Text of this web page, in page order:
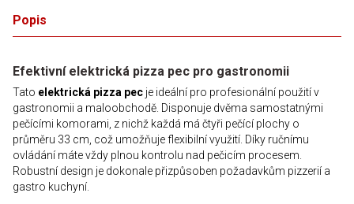
Popis
Efektivní elektrická pizza pec pro gastronomii
Tato elektrická pizza pec je ideální pro profesionální použití v
gastronomii a maloobchodě. Disponuje dvěma samostatnými
pečícími komorami, z nichž každá má čtyři pečící plochy o
průměru 33 cm, což umožňuje flexibilní využití. Díky ručnímu
ovládání máte vždy plnou kontrolu nad pečicím procesem.
Robustní design je dokonale přizpůsoben požadavkům pizzerií a
gastro kuchyní.